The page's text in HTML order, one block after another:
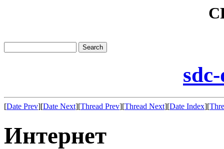
[Date Prev][Date Next][Thread Prev][Thread Next][Date Index][
Интернет